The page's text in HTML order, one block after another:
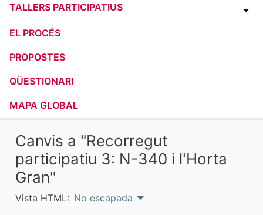
TALLERS PARTICIPATIUS
EL PROCÉS
PROPOSTES
QÜESTIONARI
MAPA GLOBAL
Canvis a "Recorregut
participatiu 3: N-340 i l'Horta
Gran"
Vista HTML: No escapada